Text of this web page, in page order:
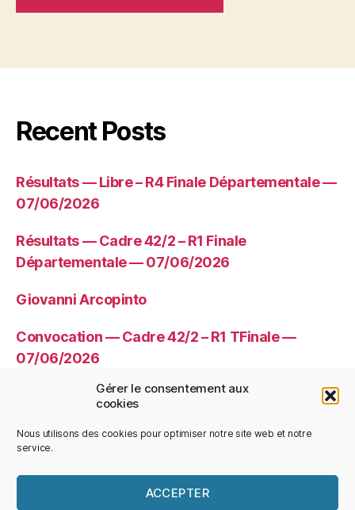
Gérer le consentement aux
cookies
Nous utilisons des cookies pour optimiser notre site web et notre
service.
ACCEPTER
Recent Posts
Résultats — Libre – R4 Finale Départementale —
07/06/2026
Résultats — Cadre 42/2 – R1 Finale
Départementale — 07/06/2026
Giovanni Arcopinto
Convocation — Cadre 42/2 – R1 TFinale —
07/06/2026
Convocation — Libre – R4 TFinale —